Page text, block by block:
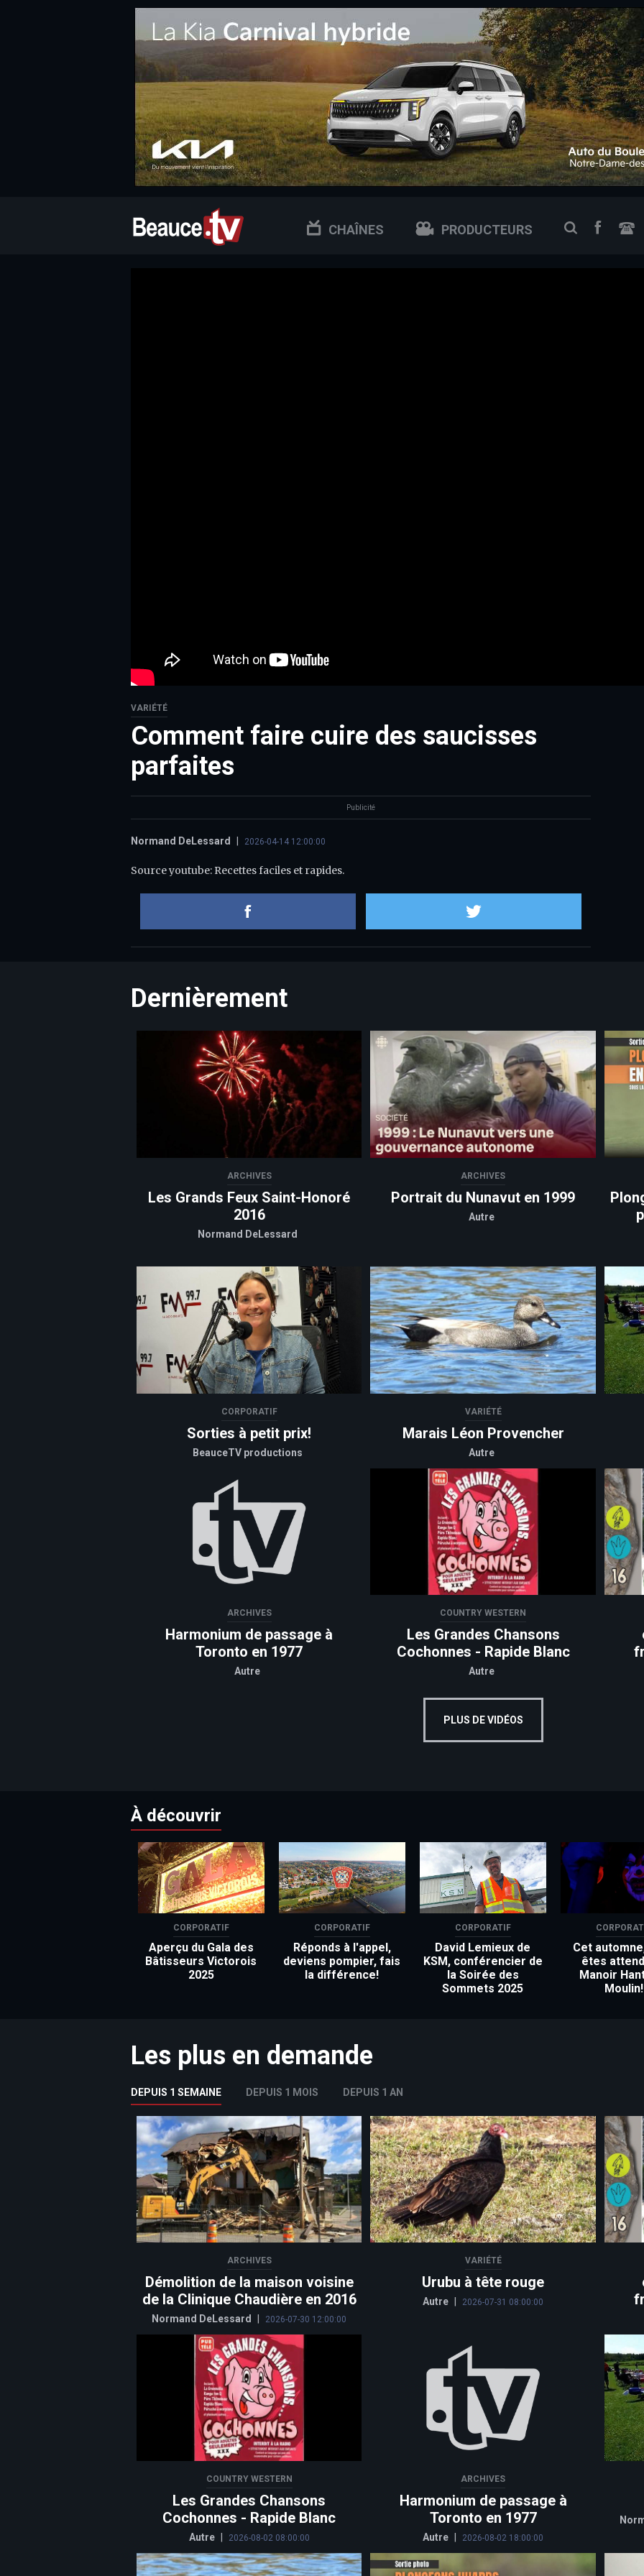
CHAÎNES PRODUCTEURS RECHERCHE
VARIÉTÉ
Comment faire cuire des saucisses
parfaites
Publicité
Normand DeLessard 2026-04-14 12:00:00
Source youtube: Recettes faciles et rapides.
Dernièrement
ARCHIVES
Les Grands Feux Saint-Honoré
2016
Normand DeLessard
ARCHIVES
Portrait du Nunavut en 1999
Autre
CORPORATIF
Sorties à petit prix!
BeauceTV productions
VARIÉTÉ
Marais Léon Provencher
Autre
ARCHIVES
Harmonium de passage à
Toronto en 1977
Autre
COUNTRY WESTERN
Les Grandes Chansons
Cochonnes - Rapide Blanc
Autre
PLUS DE VIDÉOS
À découvrir
CORPORATIF
Aperçu du Gala des
Bâtisseurs Victorois
2025
CORPORATIF
Réponds à l'appel,
deviens pompier, fais
la différence!
CORPORATIF
David Lemieux de
KSM, conférencier de
la Soirée des
Sommets 2025
Cet
êtes
Manoir
Moulin!
Les plus en demande
DEPUIS 1 SEMAINE DEPUIS 1 MOIS DEPUIS 1 AN
ARCHIVES
Démolition de la maison voisine
de la Clinique Chaudière en 2016
Normand DeLessard 2026-07-30 12:00:00
VARIÉTÉ
Urubu à tête rouge
Autre 2026-07-31 08:00:00
COUNTRY WESTERN
Les Grandes Chansons
Cochonnes - Rapide Blanc
Autre 2026-08-02 08:00:00
ARCHIVES
Harmonium de passage à
Toronto en 1977
Autre 2026-08-02 18:00:00